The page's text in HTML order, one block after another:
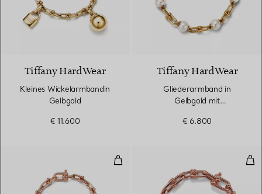
Tiffany HardWear
Kleines Wickelarmbandin
Gelbgold
€ 11.600
Tiffany HardWear
Gliederarmband in
Gelbgold mit
€ 6.800
Kleines Wickelarmbandin